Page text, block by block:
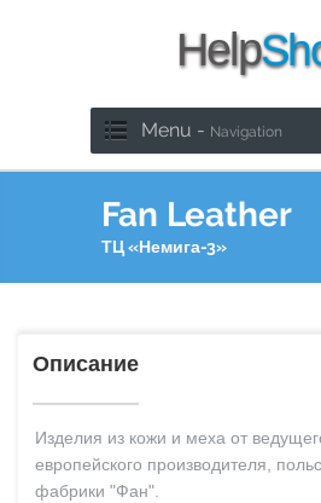
Menu - Navigation
Fan Leather
ТЦ «Немига-3»
Описание
Изделия из кожи и меха от
европейского производителя,
фабрики "Фан".